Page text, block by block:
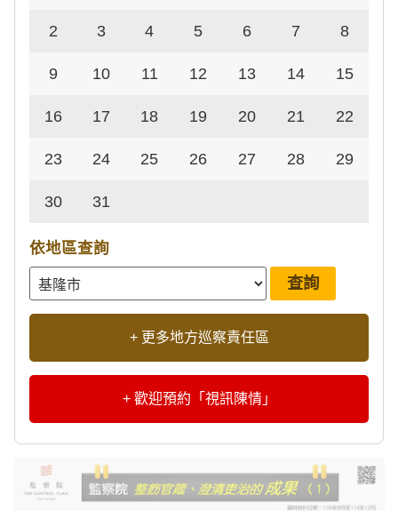
2 3 4 5 6 7 8
9 10 11 12 13 14 15
16 17 18 19 20 21 22
23 24 25 26 27 28 29
30 31
依地區查詢
+ 更多地方巡察責任區
+ 歡迎預約「視訊陳情」